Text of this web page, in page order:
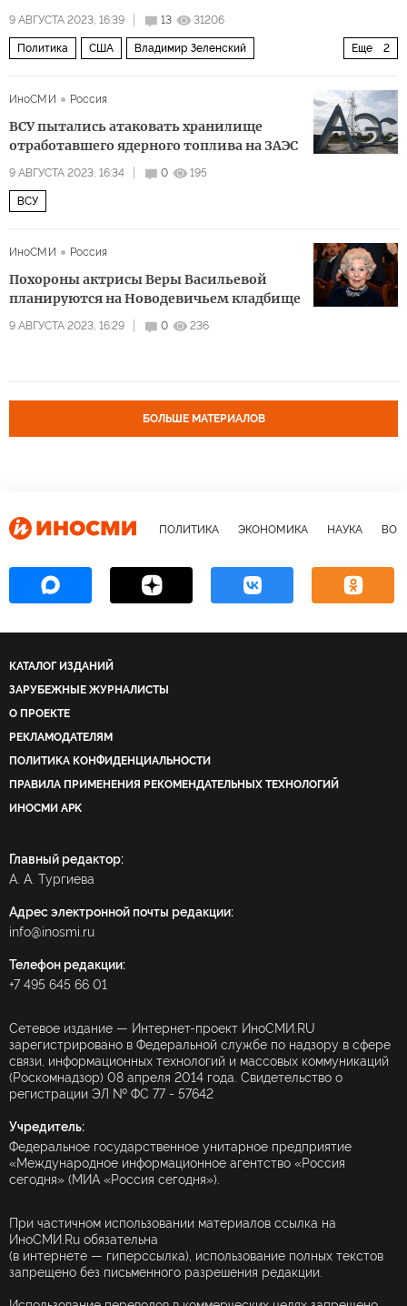
9 АВГУСТА 2023, 16:39 13 31206
Еще 2
Политика США Владимир Зеленский
ИноСМИ
Россия
ВСУ пытались атаковать хранилище
отработавшего ядерного топлива на ЗАЭС
9 АВГУСТА 2023, 16:34 0 195
ВСУ
ИноСМИ Россия
Похороны актрисы Веры Васильевой
планируются на Новодевичьем кладбище
9 АВГУСТА 2023, 16:29 0 236
БОЛЬШЕ МАТЕРИАЛОВ
ПОЛИТИКА ЭКОНОМИКА НАУКА
КАТАЛОГ ИЗДАНИЙ
ЗАРУБЕЖНЫЕ ЖУРНАЛИСТЫ
О ПРОЕКТЕ
РЕКЛАМОДАТЕЛЯМ
ПОЛИТИКА КОНФИДЕНЦИАЛЬНОСТИ
ПРАВИЛА ПРИМЕНЕНИЯ РЕКОМЕНДАТЕЛЬНЫХ ТЕХНОЛОГИЙ
ИНОСМИ APK
Главный редактор:
А. А. Тургиева
Адрес электронной почты редакции:
info@inosmi.ru
Телефон редакции:
+7 495 645 66 01
Сетевое издание — Интернет-проект ИноСМИ.RU
зарегистрировано в Федеральной службе по надзору в сфере
связи, информационных технологий и массовых коммуникаций
(Роскомнадзор) 08 апреля 2014 года. Свидетельство о
регистрации ЭЛ № ФС 77 - 57642
Учредитель:
Федеральное государственное унитарное предприятие
«Международное информационное агентство «Россия
сегодня» (МИА «Россия сегодня»).
При частичном использовании материалов ссылка на
ИноСМИ.Ru обязательна
(в интернете — гиперссылка), использование полных текстов
запрещено без письменного разрешения редакции.